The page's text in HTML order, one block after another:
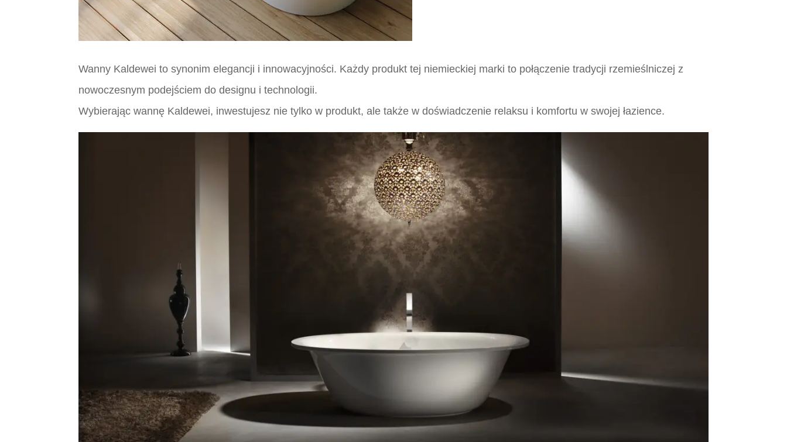
Wanny Kaldewei to synonim elegancji i innowacyjności. Każdy produkt tej niemieckiej marki to połączenie tradycji rzemieślniczej z
nowoczesnym podejściem do designu i technologii.
Wybierając wannę Kaldewei, inwestujesz nie tylko w produkt, ale także w doświadczenie relaksu i komfortu w swojej łazience.